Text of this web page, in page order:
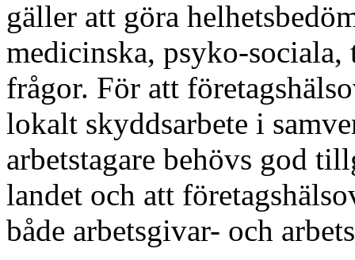
gäller att göra
medicinska, psyko-
frågor. För att
lokalt skyddsarbete i
arbetstagare behövs god
landet och att
både arbetsgivar- och